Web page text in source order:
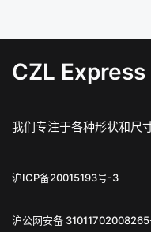
CZL Express
我们专注于各种形状和尺
沪ICP备20015193号-3
沪公网安备